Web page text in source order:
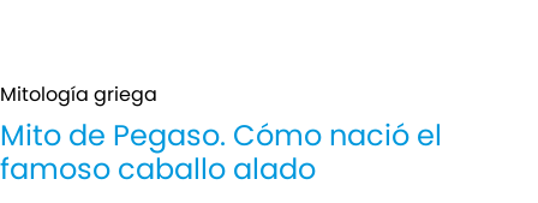
Mitología griega
Mito de Pegaso. Cómo nació el
famoso caballo alado